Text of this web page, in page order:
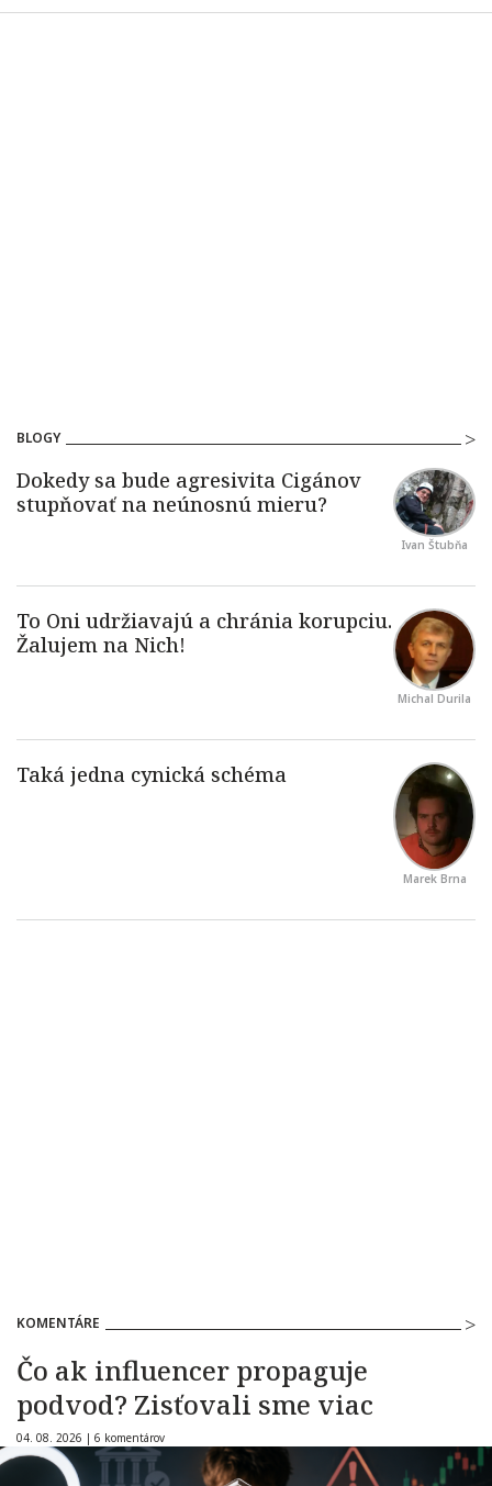
BLOGY
Ivan Štubňa
Michal Durila
Marek Brna
KOMENTÁRE
Čo ak influencer propaguje
podvod? Zisťovali sme viac
04. 08. 2026 | 6 komentárov